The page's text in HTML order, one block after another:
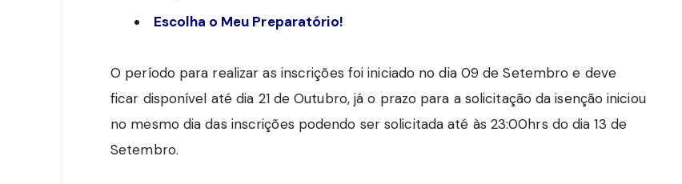
Escolha o Meu Preparatório!
O período para realizar as inscrições foi iniciado no dia 09 de Setembro e deve
ficar disponível até dia 21 de Outubro, já o prazo para a solicitação da isenção iniciou
no mesmo dia das inscrições podendo ser solicitada até às 23:00hrs do dia 13 de
Setembro.